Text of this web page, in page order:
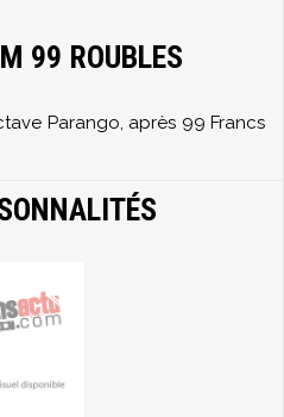
99 ROUBLES
Parango, après 99 Francs